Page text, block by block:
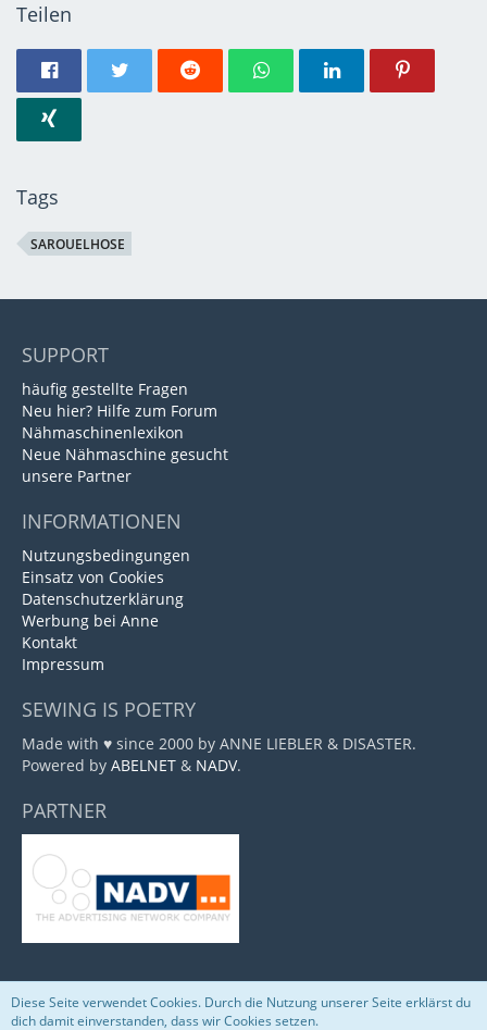
Teilen
Tags
SAROUELHOSE
SUPPORT
häufig gestellte Fragen
Neu hier? Hilfe zum Forum
Nähmaschinenlexikon
Neue Nähmaschine gesucht
unsere Partner
INFORMATIONEN
Nutzungsbedingungen
Einsatz von Cookies
Datenschutzerklärung
Werbung bei Anne
Kontakt
Impressum
SEWING IS POETRY
Made with ♥ since 2000 by ANNE LIEBLER & DISASTER.
Powered by ABELNET & NADV.
PARTNER
Community-Software:WoltLab Suite™
Diese Seite verwendet Cookies. Durch die Nutzung unserer Seite erklärst du
dich damit einverstanden, dass wir Cookies setzen.